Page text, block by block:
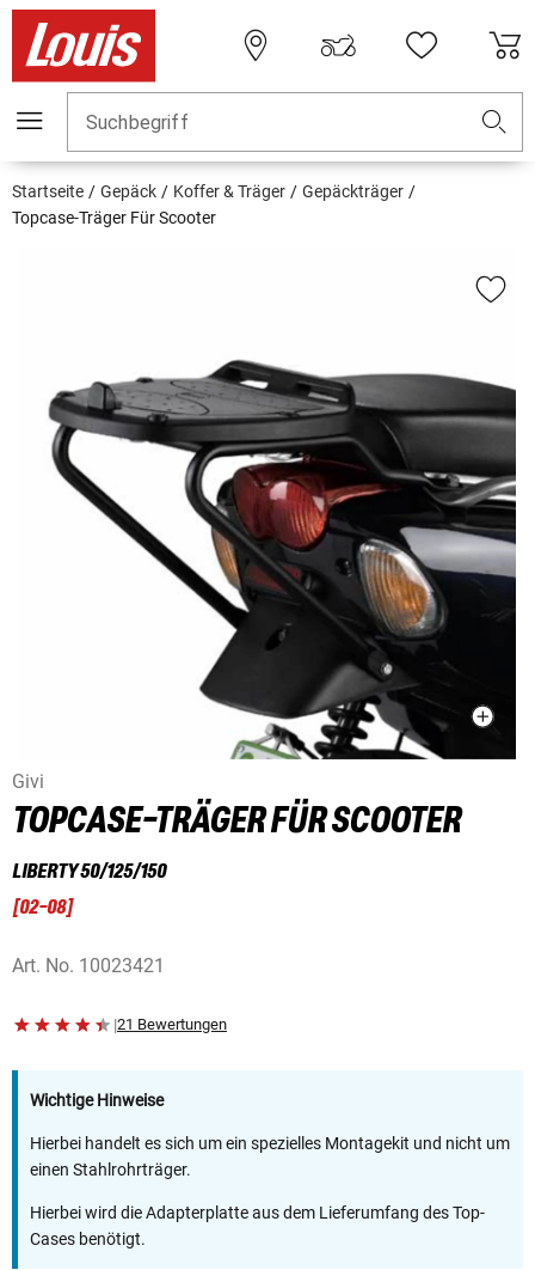
Suchbegriff
Startseite Gepäck Koffer & Träger
Gepäckträger
Topcase-Träger Für Scooter
Givi
TOPCASE-TRÄGER FÜR SCOOTER
LIBERTY 50/125/150
[02-08]
Art. No. 10023421
|21 Bewertungen
Wichtige Hinweise
Hierbei handelt es sich um ein spezielles Montagekit und nicht um
einen Stahlrohrträger.
Hierbei wird die Adapterplatte aus dem Lieferumfang des Top-
Cases benötigt.